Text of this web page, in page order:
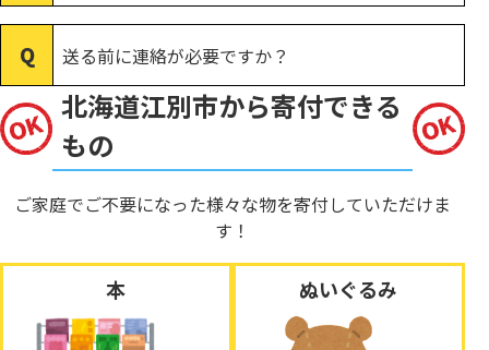
送る前に連絡が必要ですか？
北海道江別市から寄付できる
もの
ご家庭でご不要になった様々な物を寄付していただけま
す！
本 ぬいぐるみ